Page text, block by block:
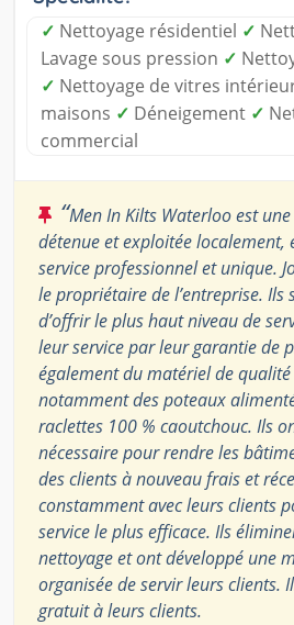
✓ Nettoyage résidentiel ✓
Lavage sous pression ✓
✓ Nettoyage de vitres
maisons ✓ Déneigement ✓
commercial
“Men In Kilts Waterloo est
détenue et exploitée localement,
service professionnel et unique.
le propriétaire de l’entreprise. Ils
d’offrir le plus haut niveau de
leur service par leur garantie de
également du matériel de
notamment des poteaux
raclettes 100 % caoutchouc. Ils
nécessaire pour rendre les
des clients à nouveau frais et
constamment avec leurs clients
service le plus efficace. Ils
nettoyage et ont développé une
organisée de servir leurs clients.
gratuit à leurs clients.